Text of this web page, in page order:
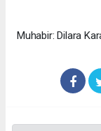
Muhabir: Dilara